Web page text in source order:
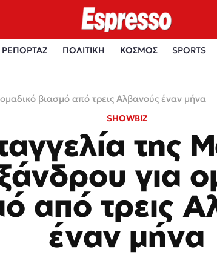
ΡΕΠΟΡΤΑΖ ΠΟΛΙΤΙΚΗ ΚΟΣΜΟΣ SPORTS
βιασμό από τρεις Αλβανούς έναν μήνα
SHOWBIZ
της
για
από τρεις
έναν μήνα